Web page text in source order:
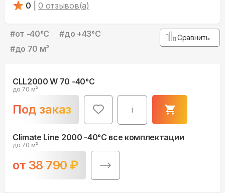
0
0 отзывов(а)
#от -40°С #до +43°С
#до 70 м²
Сравнить
CLL2000 W 70 -40°С
до 70 м²
Под заказ i
Climate Line 2000 -40°С все комплектации
до 70 м²
от 38 790 ₽